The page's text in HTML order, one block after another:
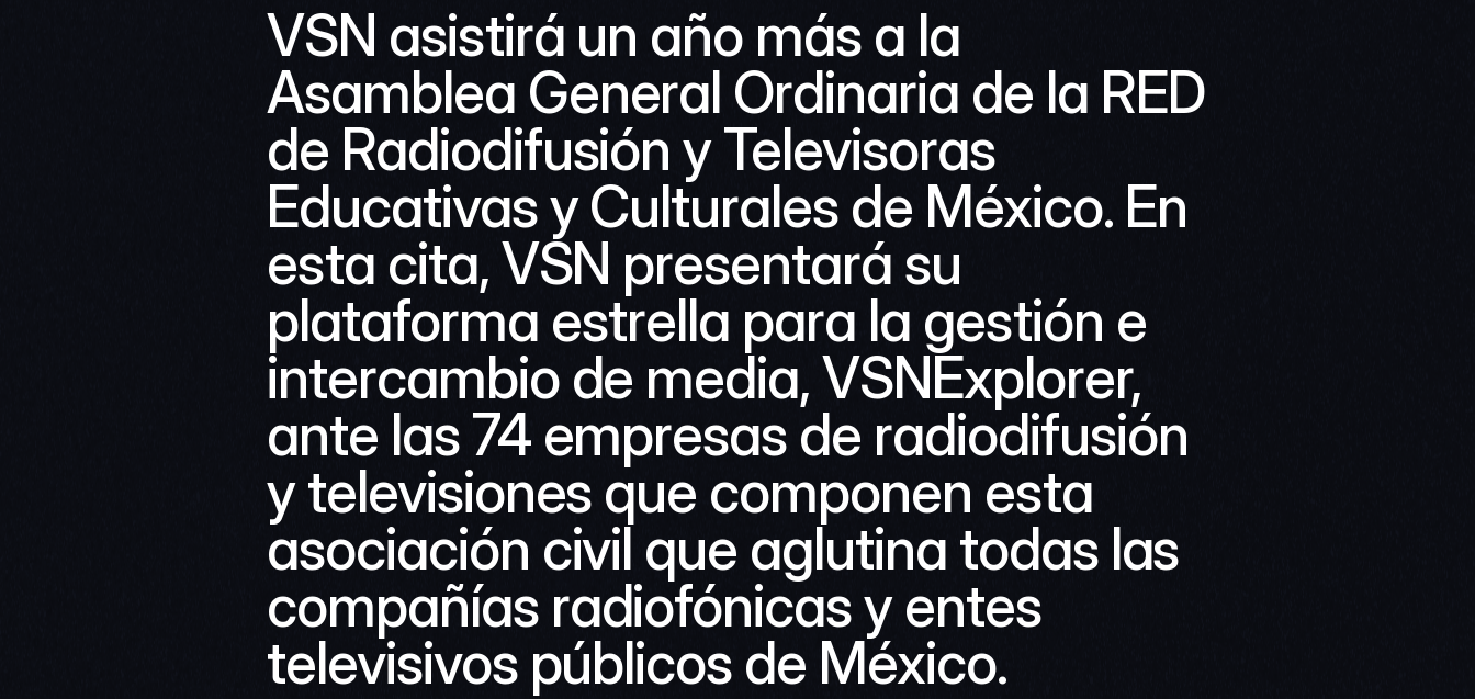
VSN asistirá un año más a la
Asamblea General Ordinaria de la RED
de Radiodifusión y Televisoras
Educativas y Culturales de México. En
esta cita, VSN presentará su
plataforma estrella para la gestión e
intercambio de media, VSNExplorer,
ante las 74 empresas de radiodifusión
y televisiones que componen esta
asociación civil que aglutina todas las
compañías radiofónicas y entes
televisivos públicos de México.